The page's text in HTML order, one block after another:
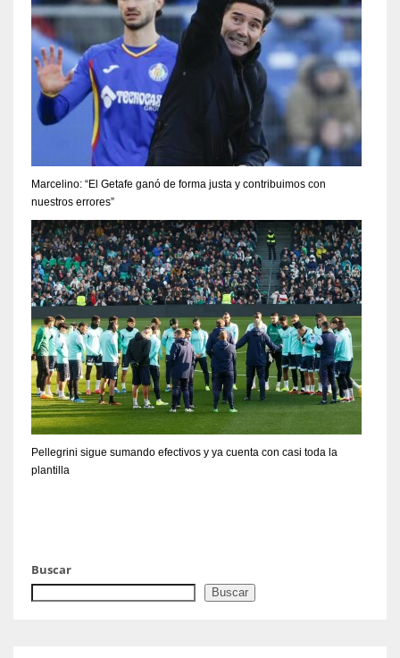
Marcelino: “El Getafe ganó de forma justa y contribuimos con
nuestros errores”
Pellegrini sigue sumando efectivos y ya cuenta con casi toda la
plantilla
Buscar
Buscar